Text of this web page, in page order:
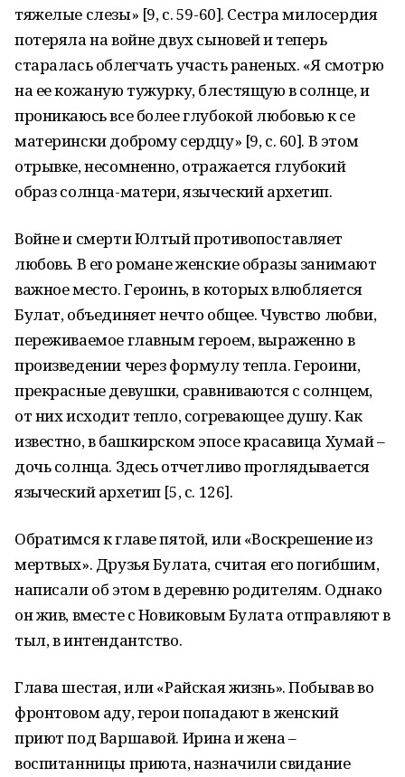
тяжелые слезы» [9, с. 59-60]. Сестра милосердия
потеряла на войне двух сыновей и теперь
старалась облегчать участь раненых. «Я смотрю
на ее кожаную тужурку, блестящую в солнце, и
проникаюсь все более глубокой любовью к се
матерински доброму сердцу» [9, с. 60]. В этом
отрывке, несомненно, отражается глубокий
образ солнца-матери, языческий архетип.
Войне и смерти Юлтый противопоставляет
любовь. В его романе женские образы занимают
важное место. Героинь, в которых влюбляется
Булат, объединяет нечто общее. Чувство любви,
переживаемое главным героем, выраженно в
произведении через формулу тепла. Героини,
прекрасные девушки, сравниваются с солнцем,
от них исходит тепло, согревающее душу. Как
известно, в башкирском эпосе красавица Хумай –
дочь солнца. Здесь отчетливо проглядывается
языческий архетип [5, с. 126].
Обратимся к главе пятой, или «Воскрешение из
мертвых». Друзья Булата, считая его погибшим,
написали об этом в деревню родителям. Однако
он жив, вместе с Новиковым Булата отправляют в
тыл, в интендантство.
Глава шестая, или «Райская жизнь». Побывав во
фронтовом аду, герои попадают в женский
приют под Варшавой. Ирина и жена –
воспитанницы приюта, назначили свидание